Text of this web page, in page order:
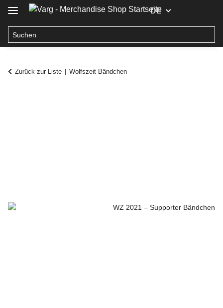
DE
Zurück zur Liste Wolfszeit Bändchen